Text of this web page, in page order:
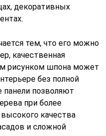
декоративных
тем, что его можно
качественная
рисунком шпона может
без полной
позволяют
при более
качества
и сложной